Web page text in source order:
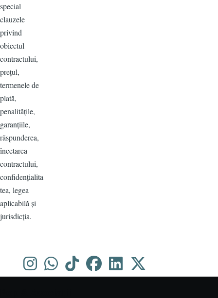
special
clauzele
privind
obiectul
contractului,
prețul,
termenele de
plată,
penalitățile,
garanțiile,
răspunderea,
încetarea
contractului,
confidențialita
tea, legea
aplicabilă și
jurisdicția.